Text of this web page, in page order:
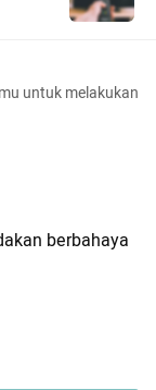
untuk melakukan
berbahaya